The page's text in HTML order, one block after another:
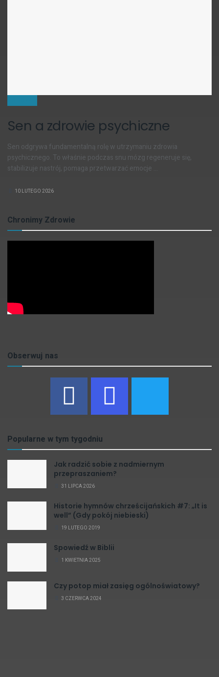
Sen a zdrowie psychiczne
Sen odgrywa fundamentalną rolę w utrzymaniu zdrowia
psychicznego. To właśnie podczas snu mózg regeneruje się,
stabilizuje nastrój, pomaga przetwarzać emocje ...
10 LUTEGO 2026
Chronimy Zdrowie
Obserwuj nas
Popularne w tym tygodniu
Jak radzić sobie z nadmiernym
przepraszaniem?
31 LIPCA 2026
Historie hymnów chrześcijańskich #7: „It is
well” (Gdy pokój niebieski)
19 LUTEGO 2019
Spowiedź w Biblii
1 KWIETNIA 2025
Czy potop miał zasięg ogólnoświatowy?
3 CZERWCA 2024